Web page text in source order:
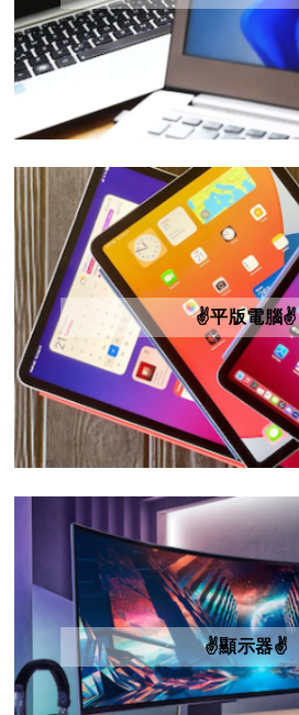
✌️平版電腦✌️
✌️顯示器✌️